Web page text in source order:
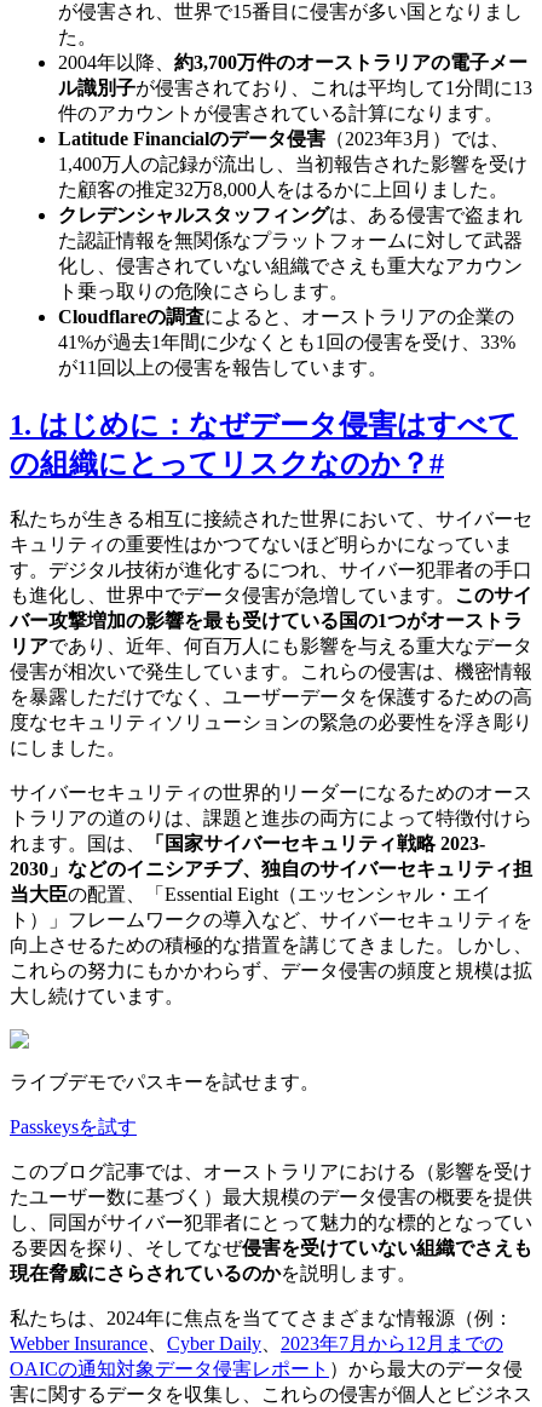
が侵害され、世界で15番目に侵害が多い国となりまし
た。
2004年以降、 約3,700万件のオーストラリアの電子メー
ル識別子が侵害されており、これは平均して1分間に13
件のアカウントが侵害されている計算になります。
Latitude Financialのデータ侵害 （2023年3月）では、
1,400万人の記録が流出し、当初報告された影響を受け
た顧客の推定32万8,000人をはるかに上回りました。
クレデンシャルスタッフィングは、ある侵害で盗まれ
た認証情報を無関係なプラットフォームに対して武器
化し、侵害されていない組織でさえも重大なアカウン
ト乗っ取りの危険にさらします。
Cloudflareの調査によると、オーストラリアの企業の
41%が過去1年間に少なくとも1回の侵害を受け、33%
が11回以上の侵害を報告しています。
1. はじめに：なぜデータ侵害はすべて
の組織にとってリスクなのか？#
私たちが生きる相互に接続された世界において、サイバーセ
キュリティの重要性はかつてないほど明らかになっていま
す。デジタル技術が進化するにつれ、サイバー犯罪者の手口
も進化し、世界中でデータ侵害が急増しています。 このサイ
バー攻撃増加の影響を最も受けている国の1つがオーストラ
リアであり、近年、何百万人にも影響を与える重大なデータ
侵害が相次いで発生しています。これらの侵害は、機密情報
を暴露しただけでなく、ユーザーデータを保護するための高
度なセキュリティソリューションの緊急の必要性を浮き彫り
にしました。
サイバーセキュリティの世界的リーダーになるためのオース
トラリアの道のりは、課題と進歩の両方によって特徴付けら
れます。国は、
「国家サイバーセキュリティ戦略 2023-
2030」 などのイニシアチブ、独自のサイバーセキュリティ担
当大臣の配置、「Essential Eight（エッセンシャル・エイ
ト）」フレームワークの導入など、サイバーセキュリティを
向上させるための積極的な措置を講じてきました。しかし、
これらの努力にもかかわらず、データ侵害の頻度と規模は拡
大し続けています。
ライブデモでパスキーを試せます。
Passkeysを試す
このブログ記事では、オーストラリアにおける（影響を受け
たユーザー数に基づく）最大規模のデータ侵害の概要を提供
し、同国がサイバー犯罪者にとって魅力的な標的となってい
る要因を探り、そしてなぜ侵害を受けていない組織でさえも
現在脅威にさらされているのかを説明します。
私たちは、2024年に焦点を当ててさまざまな情報源（例：
Webber Insurance
Cyber Daily
2023年7月から12月までの
OAICの通知対象データ侵害レポート ）から最大のデータ侵
害に関するデータを収集し、これらの侵害が個人とビジネス